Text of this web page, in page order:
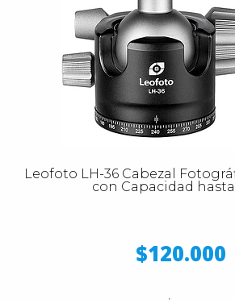
Leofoto LH-36 Cabezal
con Capacidad hasta
$120.000